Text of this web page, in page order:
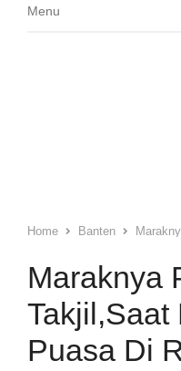
Menu
Menu
Home Banten
Maraknya
Takjil,Saat
Puasa Di